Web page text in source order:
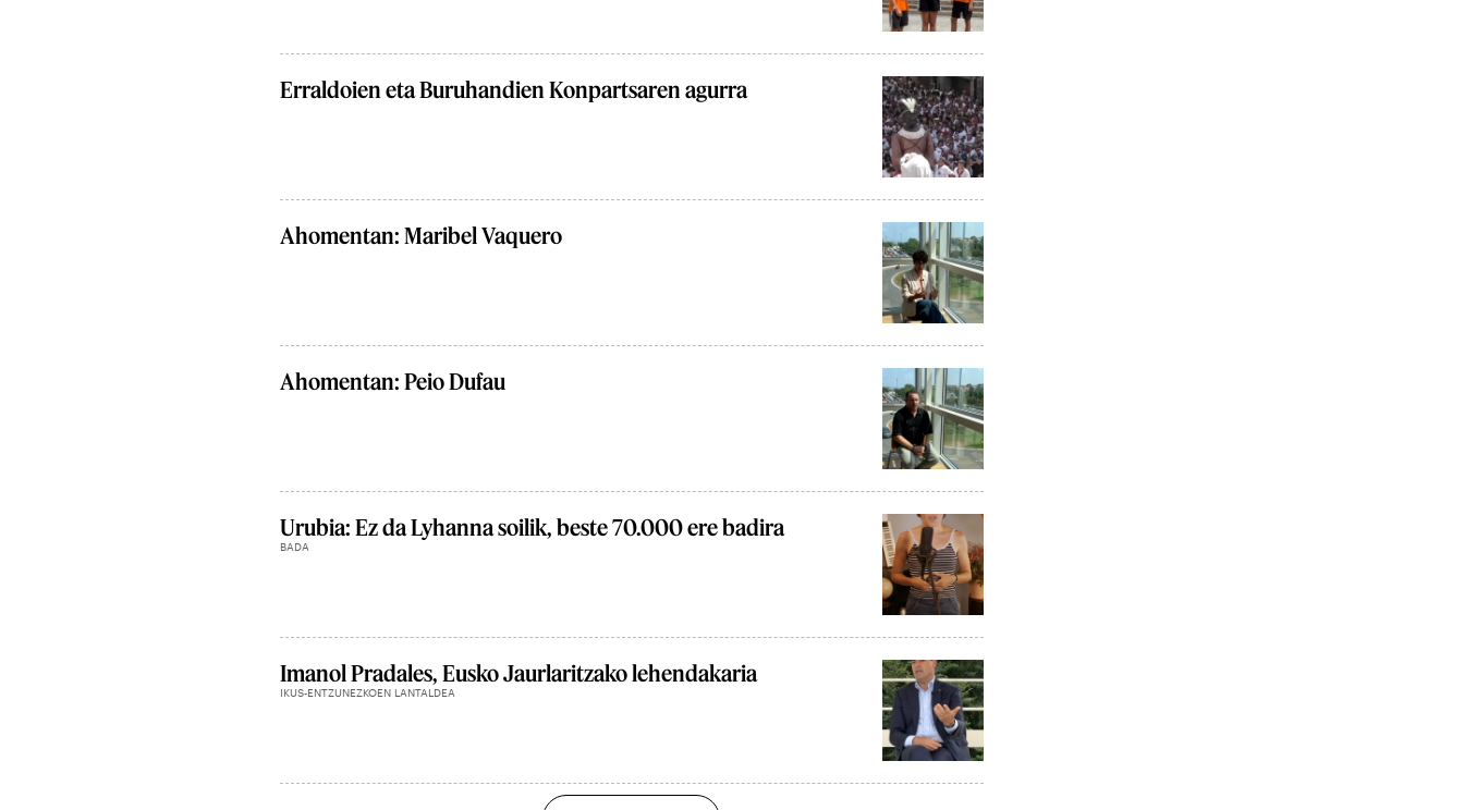
Erraldoien eta Buruhandien Konpartsaren agurra
Ahomentan: Maribel Vaquero
Ahomentan: Peio Dufau
Urubia: Ez da Lyhanna soilik, beste 70.000 ere badira
BADA
Imanol Pradales, Eusko Jaurlaritzako lehendakaria
IKUS-ENTZUNEZKOEN LANTALDEA